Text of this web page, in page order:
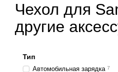
Чехол для
другие
Тип
Автомобильная зарядка 7